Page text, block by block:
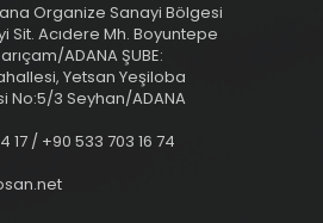
Organize Sanayi Bölgesi
Sit. Acıdere Mh. Boyuntepe
ADANA ŞUBE:
Yetsan Yeşiloba
No:5/3 Seyhan/ADANA
17 / +90 533 703 16 74